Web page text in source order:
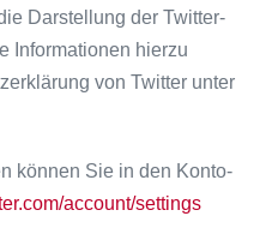
Darstellung der Twitter-
Informationen hierzu
von Twitter unter
können Sie in den Konto-
account/settings